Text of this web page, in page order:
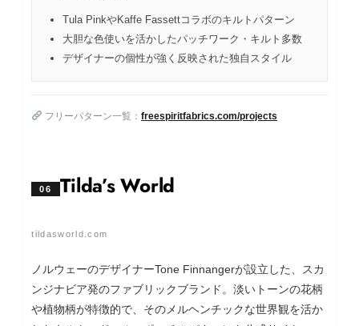
Tula PinkやKaffe Fassettコラボのキルトパターン
大胆な色使いを活かしたパッチワーク・キルト多数
デザイナーの個性が強く反映された独自スタイル
フリーパターン一覧：freespiritfabrics.com/projects
06 Tilda’s World
tildasworld.com
ノルウェーのデザイナーTone Finnangerが設立した、スカ
ンジナビア発のファブリックブランド。淡いトーンの花柄
や植物柄が特徴的で、そのメルヘンチックな世界観を活か